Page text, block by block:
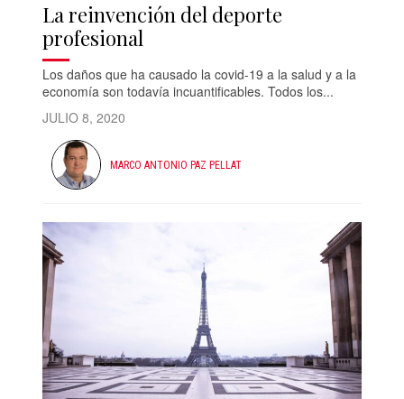
La reinvención del deporte
profesional
Los daños que ha causado la covid-19 a la salud y a la
economía son todavía incuantificables. Todos los...
JULIO 8, 2020
MARCO ANTONIO PAZ PELLAT